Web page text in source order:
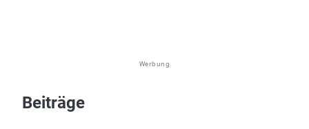
Werbung
Beiträge